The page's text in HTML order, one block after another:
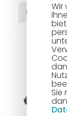
Wir
Sie
In den